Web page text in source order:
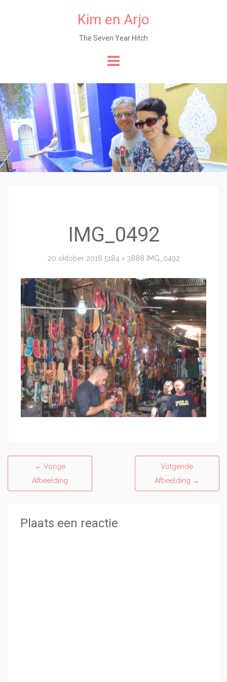
Kim en Arjo
The Seven Year Hitch
de
content
IMG_0492
20 oktober 2016 5184 × 3888 IMG_0492
← Vorige
Afbeelding
Volgende
Afbeelding →
Plaats een reactie